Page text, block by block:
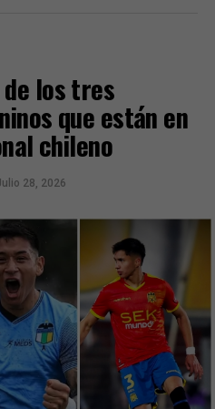
de los tres
que están en
chileno
28, 2026